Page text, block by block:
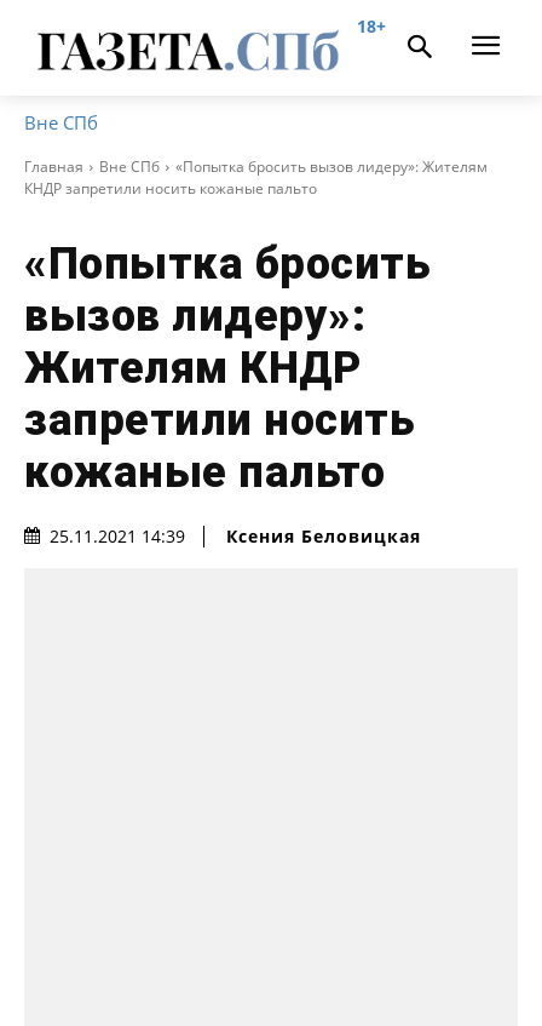
18+
Вне СПб
Главная Вне СПб
«Попытка бросить вызов лидеру»: Жителям
КНДР запретили носить кожаные пальто
«Попытка бросить
вызов лидеру»:
Жителям КНДР
запретили носить
кожаные пальто
25.11.2021 14:39 Ксения Беловицкая